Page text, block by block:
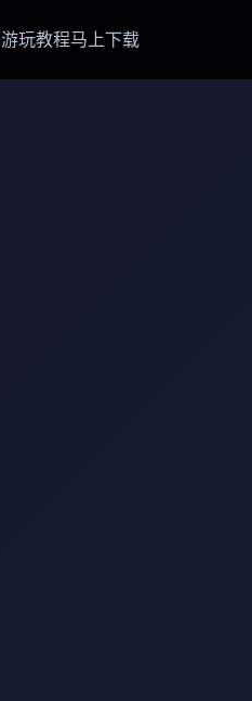
游玩教程马上下载